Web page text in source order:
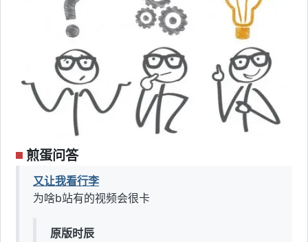
煎蛋问答
又让我看行李
为啥b站有的视频会很卡
原版时辰